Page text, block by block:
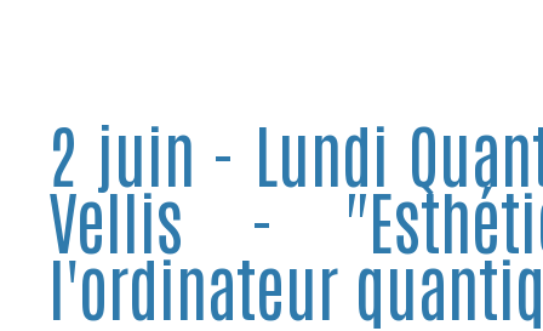
2 juin - Lundi
Vellis -
l'ordinateur